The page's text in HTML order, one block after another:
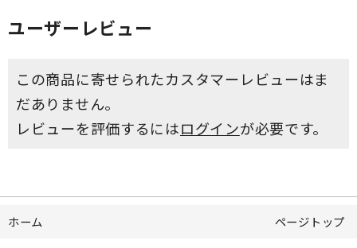
ユーザーレビュー
この商品に寄せられたカスタマーレビューはま
だありません。
レビューを評価するにはログインが必要です。
ホーム ページトップ